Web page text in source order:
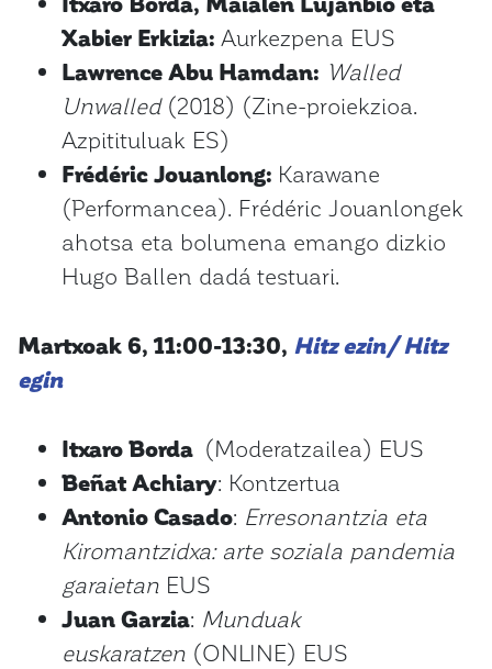
Xabier Erkizia: Aurkezpena EUS
Lawrence Abu Hamdan: Walled
Unwalled (2018) (Zine-proiekzioa.
Azpitituluak ES)
Frédéric Jouanlong: Karawane
(Performancea). Frédéric Jouanlongek
ahotsa eta bolumena emango dizkio
Hugo Ballen dadá testuari.
Martxoak 6, 11:00-13:30, Hitz ezin/ Hitz
egin
Itxaro Borda (Moderatzailea) EUS
Beñat Achiary: Kontzertua
Antonio Casado: Erresonantzia eta
Kiromantzidxa: arte soziala pandemia
garaietan EUS
Juan Garzia: Munduak
euskaratzen (ONLINE) EUS